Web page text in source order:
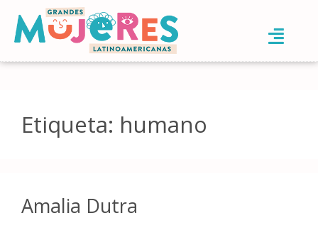
Etiqueta: humano
Amalia Dutra